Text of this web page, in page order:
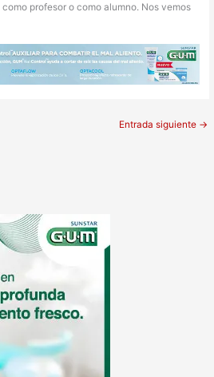
profesor o como alumno. Nos vemos
Entrada siguiente →